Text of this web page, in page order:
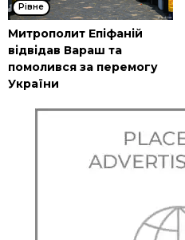
Рівне
Митрополит Епіфаній
відвідав Вараш та
помолився за перемогу
України